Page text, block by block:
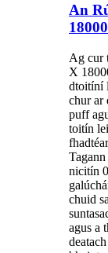
An
Ag cur
X
dtoitíní
chur ar
puff
toitín
nicitín
chuid
agus a